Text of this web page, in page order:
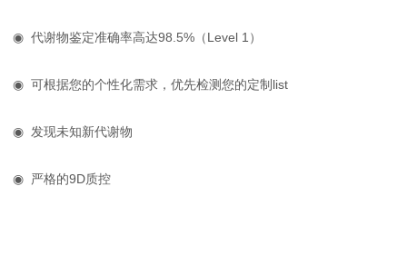
◉ 代谢物鉴定准确率高达98.5%（Level 1）
◉ 可根据您的个性化需求，优先检测您的定制list
◉ 发现未知新代谢物
◉ 严格的9D质控